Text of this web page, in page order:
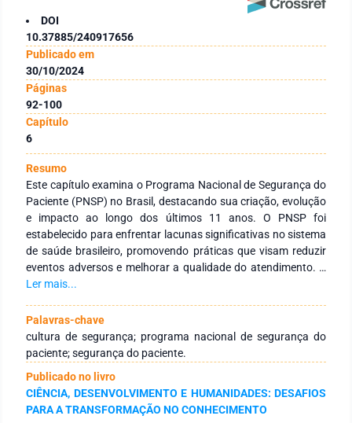
DOI
10.37885/240917656
Publicado em
30/10/2024
Páginas
92-100
Capítulo
6
Resumo
Este capítulo examina o Programa Nacional de Segurança do
Paciente (PNSP) no Brasil, destacando sua criação, evolução
e impacto ao longo dos últimos 11 anos. O PNSP foi
estabelecido para enfrentar lacunas significativas no sistema
de saúde brasileiro, promovendo práticas que visam reduzir
eventos adversos e melhorar a qualidade do atendimento. A
análise inclui a estrutura e os objetivos da política, os
desafios enfrentados durante sua execução. Além disso, o
capítulo explora a integração das metas internacionais de
segurança do paciente e sua adaptação ao contexto
brasileiro, bem como a importância da educação contínua e
da adaptação das práticas de segurança. As considerações
finais refletem sobre os avanços realizados, os desafios
persistentes e as perspectivas para o futuro, enfatizando a
Ler mais...
Palavras-chave
cultura de segurança; programa nacional de segurança do
paciente; segurança do paciente.
Publicado no livro
CIÊNCIA, DESENVOLVIMENTO E HUMANIDADES: DESAFIOS
PARA A TRANSFORMAÇÃO NO CONHECIMENTO